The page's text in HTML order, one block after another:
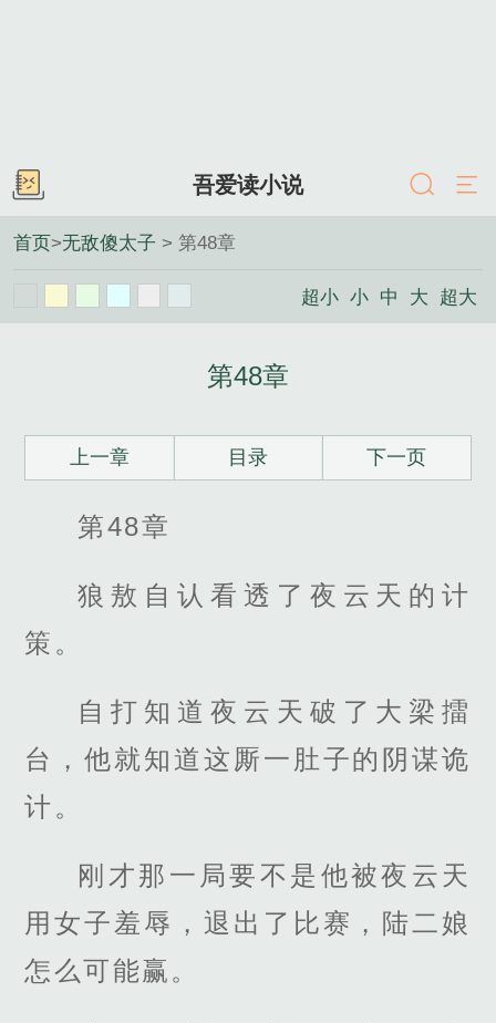
吾爱读小说
首页>无敌傻太子 > 第48章
超小 小 中 大 超大
第48章
上一章 目录 下一页
第48章
狼敖自认看透了夜云天的计
策。
自打知道夜云天破了大梁擂
台，他就知道这厮一肚子的阴谋诡
计。
刚才那一局要不是他被夜云天
用女子羞辱，退出了比赛，陆二娘
怎么可能赢。